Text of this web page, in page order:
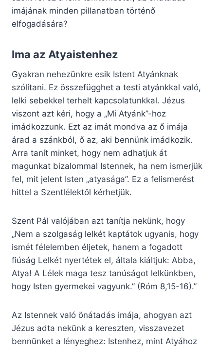
imájának minden pillanatban történő
elfogadására?
Ima az Atyaistenhez
Gyakran nehezünkre esik Istent Atyánknak
szólítani. Ez összefügghet a testi atyánkkal való,
lelki sebekkel terhelt kapcsolatunkkal. Jézus
viszont azt kéri, hogy a „Mi Atyánk”-hoz
imádkozzunk. Ezt az imát mondva az ő imája
árad a szánkból, ő az, aki bennünk imádkozik.
Arra tanít minket, hogy nem adhatjuk át
magunkat bizalommal Istennek, ha nem ismerjük
fel, mit jelent Isten „atyasága”. Ez a felismerést
hittel a Szentlélektől kérhetjük.
Szent Pál valójában azt tanítja nekünk, hogy
„Nem a szolgaság lelkét kaptátok ugyanis, hogy
ismét félelemben éljetek, hanem a fogadott
fiúság Lelkét nyertétek el, általa kiáltjuk: Abba,
Atya! A Lélek maga tesz tanúságot lelkünkben,
hogy Isten gyermekei vagyunk.” (Róm 8,15-16).”
Az Istennek való önátadás imája, ahogyan azt
Jézus adta nekünk a kereszten, visszavezet
bennünket a lényeghez: Istenhez, mint Atyához